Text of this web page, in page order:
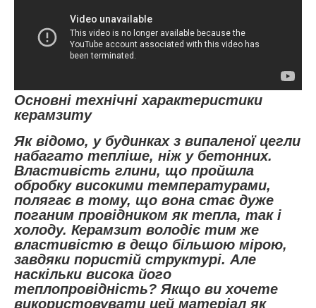
Основні технічні характеристики
керамзиту
Як відомо, у будинках з випаленої цегли
набагато тепліше, ніж у бетонних.
Властивість глини, що пройшла
обробку високими температурами,
полягає в тому, що вона стає дуже
поганим провідником як тепла, так і
холоду. Керамзит володіє тим же
властивістю в дещо більшою мірою,
завдяки пористій структурі. Але
наскільки висока його
теплопровідність? Якщо ви хочете
використовувати цей матеріал як